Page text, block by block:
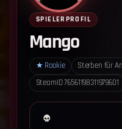
SPIELERPROFIL
Mango
★ Rookie
Sterben für
SteamID76561198311979601
ImpressumDatenschutz
Sterben für Anfänger -
Datenschutz-Einstellungen